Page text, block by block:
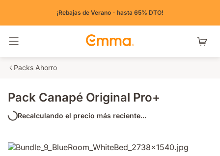
¡Rebajas de Verano - hasta 65% DTO!
Packs Ahorro
Pack Canapé Original Pro+
Recalculando el precio más reciente...